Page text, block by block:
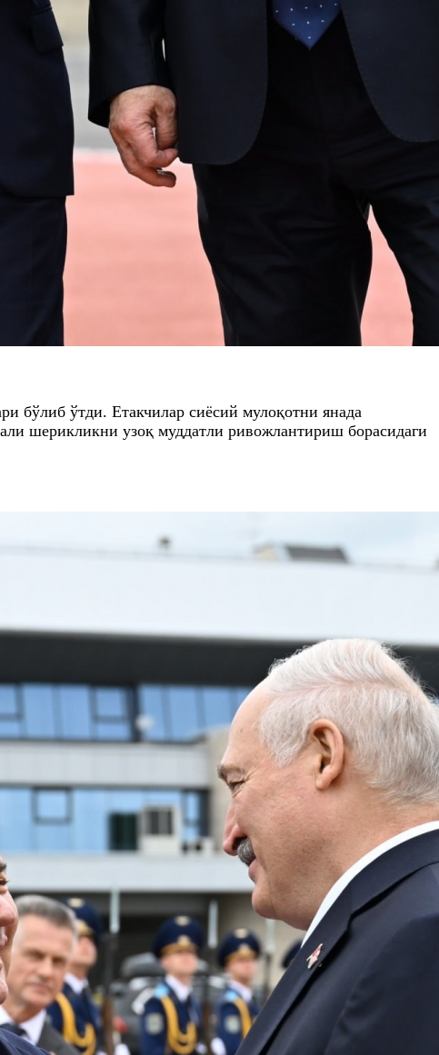
бўлиб ўтди. Етакчилар сиёсий мулоқотни янада
шерикликни узоқ муддатли ривожлантириш борасидаги